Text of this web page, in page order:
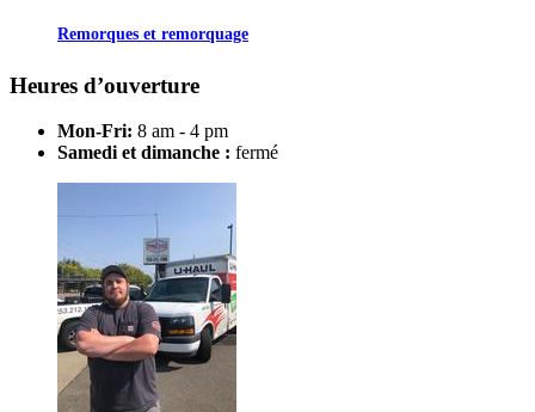
Remorques et remorquage
Heures d’ouverture
Mon-Fri: 8 am - 4 pm
Samedi et dimanche : fermé